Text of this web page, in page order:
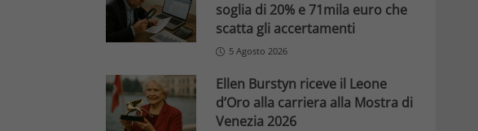
soglia di 20% e 71mila euro che
scatta gli accertamenti
5 Agosto 2026
Ellen Burstyn riceve il Leone
d’Oro alla carriera alla Mostra di
Venezia 2026